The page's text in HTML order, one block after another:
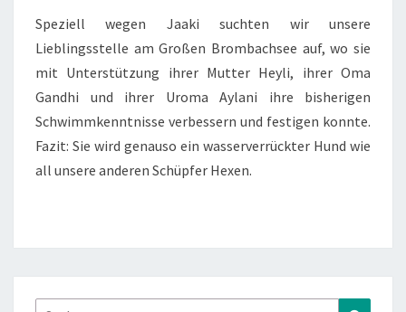
Speziell wegen Jaaki suchten wir unsere
Lieblingsstelle am Großen Brombachsee auf, wo sie
mit Unterstützung ihrer Mutter Heyli, ihrer Oma
Gandhi und ihrer Uroma Aylani ihre bisherigen
Schwimmkenntnisse verbessern und festigen konnte.
Fazit: Sie wird genauso ein wasserverrückter Hund wie
all unsere anderen Schüpfer Hexen.